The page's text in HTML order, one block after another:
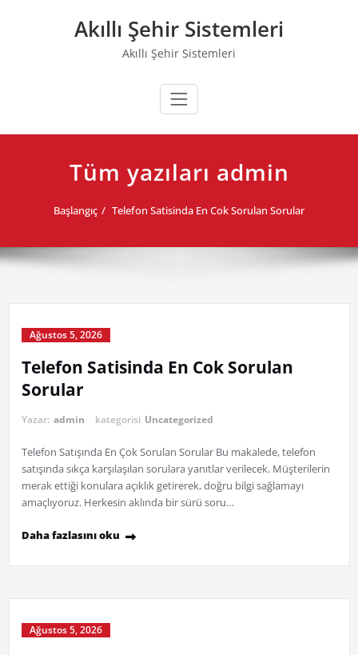
Akıllı Şehir Sistemleri
Akıllı Şehir Sistemleri
Tüm yazıları admin
Başlangıç Telefon Satisinda En Cok Sorulan Sorular
Ağustos 5, 2026
Telefon Satisinda En Cok Sorulan
Sorular
Yazar: admin kategorisi Uncategorized
Telefon Satışında En Çok Sorulan Sorular Bu makalede, telefon
satışında sıkça karşılaşılan sorulara yanıtlar verilecek. Müşterilerin
merak ettiği konulara açıklık getirerek, doğru bilgi sağlamayı
amaçlıyoruz. Herkesin aklında bir sürü soru…
Daha fazlasını oku
Ağustos 5, 2026